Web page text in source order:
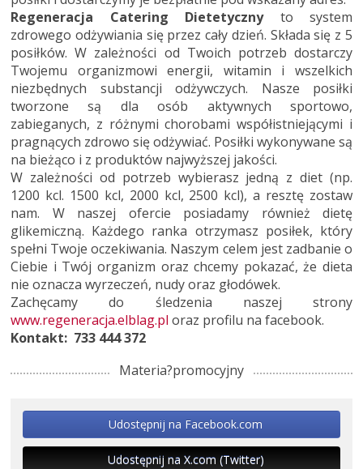
Regeneracja Catering Dietetycznyto system
zdrowego odżywiania się przez cały dzień. Składa się z 5
posiłków. W zależności od Twoich potrzeb dostarczy
Twojemu organizmowi energii, witamin i wszelkich
niezbędnych substancji odżywczych. Nasze posiłki
tworzone są dla osób aktywnych sportowo,
zabieganych, z różnymi chorobami współistniejącymi i
pragnących zdrowo się odżywiać. Posiłki wykonywane są
na bieżąco i z produktów najwyższej jakości.
W zależności od potrzeb wybierasz jedną z diet (np.
1200 kcl. 1500 kcl, 2000 kcl, 2500 kcl), a resztę zostaw
nam. W naszej ofercie posiadamy również dietę
glikemiczną. Każdego ranka otrzymasz posiłek, który
spełni Twoje oczekiwania. Naszym celem jest zadbanie o
Ciebie i Twój organizm oraz chcemy pokazać, że dieta
nie oznacza wyrzeczeń, nudy oraz głodówek.
Zachęcamy do śledzenia naszej strony
www.regeneracja.elblag.pl oraz profilu na facebook.
Kontakt: 733 444 372
Materia?promocyjny
Udostępnij na Facebook.com
Udostępnij na X.com (Twitter)